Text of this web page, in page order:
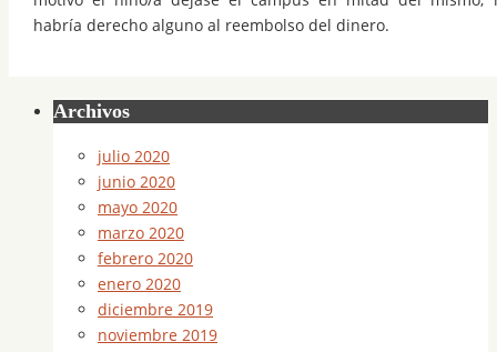
habría derecho alguno al reembolso del dinero.
Archivos
julio 2020
junio 2020
mayo 2020
marzo 2020
febrero 2020
enero 2020
diciembre 2019
noviembre 2019